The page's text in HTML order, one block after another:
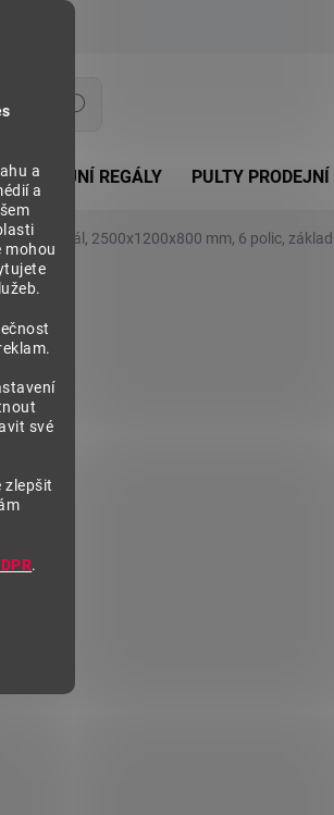
a
a
mohou
své
zlepšit
.
Hledat
PRODEJNÍ REGÁLY PULTY
regál, 2500x1200x800 mm, 6 polic,